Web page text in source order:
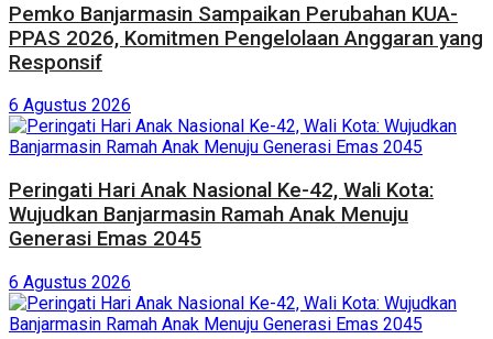
Pemko Banjarmasin Sampaikan Perubahan KUA-
PPAS 2026, Komitmen Pengelolaan Anggaran yang
Responsif
6 Agustus 2026
Peringati Hari Anak Nasional Ke-42, Wali Kota:
Wujudkan Banjarmasin Ramah Anak Menuju
Generasi Emas 2045
6 Agustus 2026